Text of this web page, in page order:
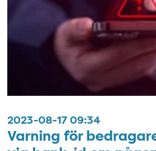
2023-08-17 09:34
Varning för